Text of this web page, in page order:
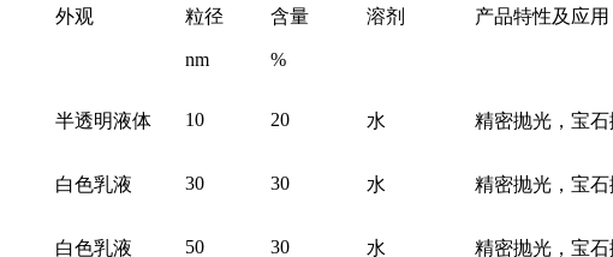
外观 粒径
nm
含量
%
溶剂 产品特性及应用
半透明液体 10 20 水 精密抛光，宝
白色乳液 30 30 水 精密抛光，宝
白色乳液 50 30 水 精密抛光，宝